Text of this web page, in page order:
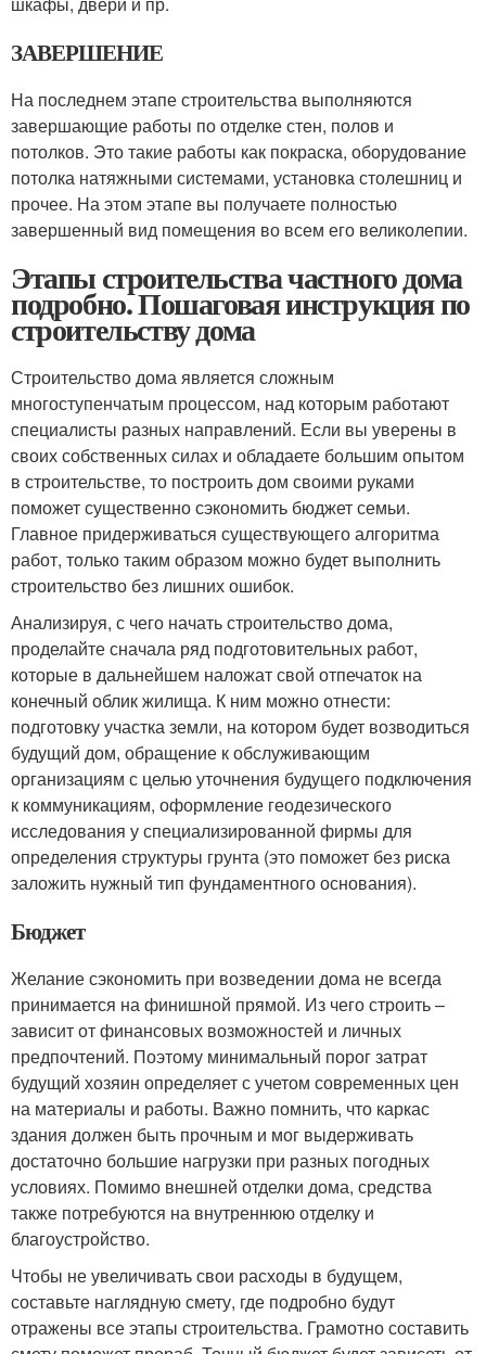
ЗАВЕРШЕНИЕ
На последнем этапе строительства выполняются
завершающие работы по отделке стен, полов и
потолков. Это такие работы как покраска, оборудование
потолка натяжными системами, установка столешниц и
прочее. На этом этапе вы получаете полностью
завершенный вид помещения во всем его великолепии.
Этапы строительства частного дома
подробно. Пошаговая инструкция по
строительству дома
Строительство дома является сложным
многоступенчатым процессом, над которым работают
специалисты разных направлений. Если вы уверены в
своих собственных силах и обладаете большим опытом
в строительстве, то построить дом своими руками
поможет существенно сэкономить бюджет семьи.
Главное придерживаться существующего алгоритма
работ, только таким образом можно будет выполнить
строительство без лишних ошибок.
Анализируя, с чего начать строительство дома,
проделайте сначала ряд подготовительных работ,
которые в дальнейшем наложат свой отпечаток на
конечный облик жилища. К ним можно отнести:
подготовку участка земли, на котором будет возводиться
будущий дом, обращение к обслуживающим
организациям с целью уточнения будущего подключения
к коммуникациям, оформление геодезического
исследования у специализированной фирмы для
определения структуры грунта (это поможет без риска
заложить нужный тип фундаментного основания).
Бюджет
Желание сэкономить при возведении дома не всегда
принимается на финишной прямой. Из чего строить –
зависит от финансовых возможностей и личных
предпочтений. Поэтому минимальный порог затрат
будущий хозяин определяет с учетом современных цен
на материалы и работы. Важно помнить, что каркас
здания должен быть прочным и мог выдерживать
достаточно большие нагрузки при разных погодных
условиях. Помимо внешней отделки дома, средства
также потребуются на внутреннюю отделку и
благоустройство.
Чтобы не увеличивать свои расходы в будущем,
составьте наглядную смету, где подробно будут
отражены все этапы строительства. Грамотно составить